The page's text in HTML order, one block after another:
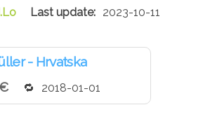
2023-10-11
- Hrvatska
2018-01-01